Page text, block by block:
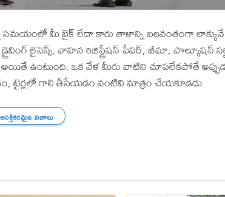
సమయంలో మీ బైక్ లేదా కారు తాళాన్ని బలవంతంగా లాక్కునే
లైసెన్స్, వాహన రిజిస్ట్రేషన్ పేపర్, బీమా, పొల్యూషన్
ఉంటుంది. ఒక వేళ మీరు వాటిని చూపలేకపోతే
టైర్లలో గాలి తీసేయడం వంటివి మాత్రం చేయకూడదు.
ఆసక్తికరమైన నిజాలు